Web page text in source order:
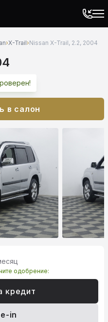
›X-Trail›Nissan X-Trail, 2.2, 2004
в салон
одобрение:
кредит
in